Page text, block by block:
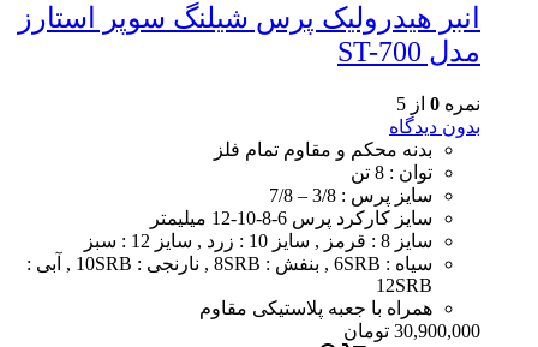
انبر هیدرولیک پرس شیلنگ سوپر استارز
مدل ST-700
نمره 0 از 5
بدون دیدگاه
بدنه محکم و مقاوم تمام فلز
توان : 8 تن
سایز پرس : 3/8 – 7/8
سایز کارکرد پرس 6-8-10-12 میلیمتر
سایز 8 : قرمز , سایز 10 : زرد , سایز 12 : سبز
سیاه : 6SRB , بنفش : 8SRB , نارنجی : 10SRB , آبی :
12SRB
همراه با جعبه پلاستیکی مقاوم
30,900,000 تومان